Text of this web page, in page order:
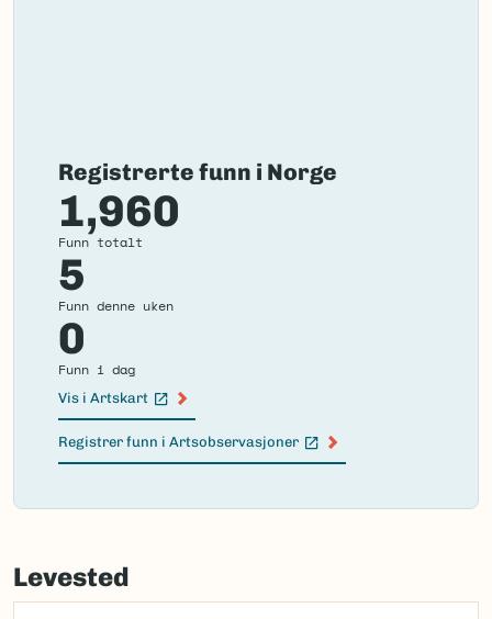
Registrerte funn i Norge
1,960
Funn totalt
5
Funn denne uken
0
Funn i dag
Vis i Artskart
(Ekstern lenke)
Registrer funn i Artsobservasjoner
(Ekstern lenke)
Failed
load
Levested